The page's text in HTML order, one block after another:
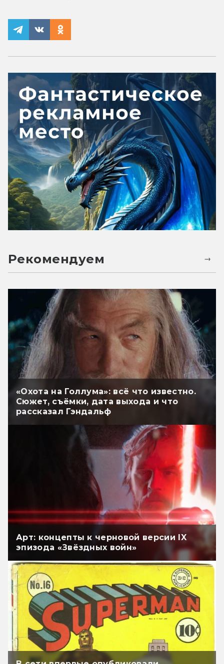
Рекомендуем
«Охота на Голлума»: всё что известно.
Сюжет, съёмки, дата выхода и что
рассказал Гэндальф
Арт: концепты к черновой версии IX
эпизода «Звёздных войн»